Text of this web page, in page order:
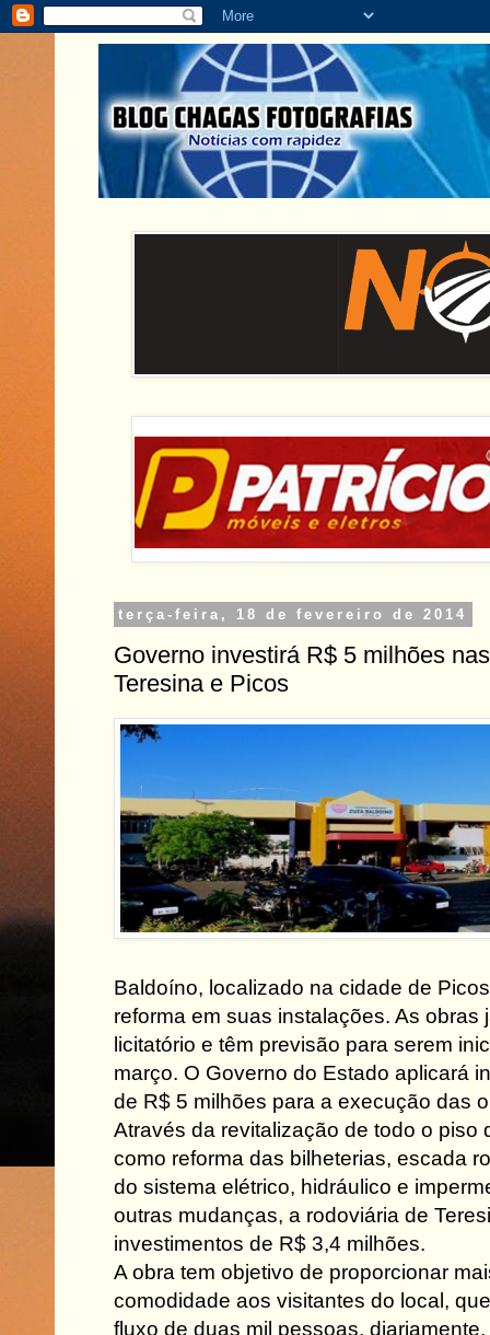
terça-feira, 18 de fevereiro de 2014
Governo investirá R$ 5 milhões
Teresina e Picos
Baldoíno, localizado na cidade de
reforma em suas instalações. As obras
licitatório e têm previsão para serem
março. O Governo do Estado aplicará
de R$ 5 milhões para a execução das
Através da revitalização de todo o piso
como reforma das bilheterias, escada
do sistema elétrico, hidráulico e
outras mudanças, a rodoviária de
investimentos de R$ 3,4 milhões.
A obra tem objetivo de proporcionar
comodidade aos visitantes do local,
fluxo de duas mil pessoas,